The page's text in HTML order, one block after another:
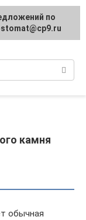
камня
обычная
по